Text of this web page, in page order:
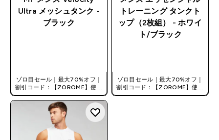
Ultra メッシュタンク -
ブラック
ゾロ目セール｜最大70%オフ｜
割引コード：【ZOROME】使用
で追加10%オフ！
トレーニング タンクト
ップ（2枚組） - ホワイ
ト/ブラック
ゾロ目セール｜最大70%オフ｜
割引コード：【ZOROME】使用
で追加10%オフ！